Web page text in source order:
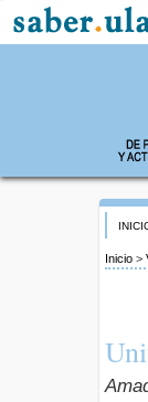
Inicio >